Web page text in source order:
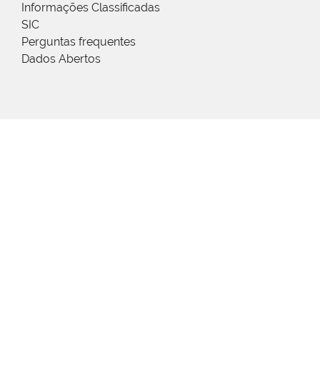
Informações Classificadas
SIC
Perguntas frequentes
Dados Abertos